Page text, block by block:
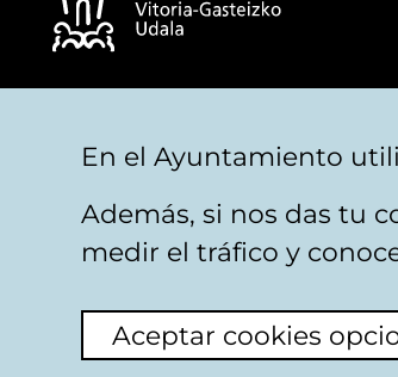
Legal warning Privacy Politica
En el Ayuntamiento
Además, si nos das tu
medir el tráfico y
Aceptar cookies